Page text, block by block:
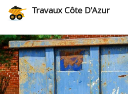
Travaux Côte D'Azur